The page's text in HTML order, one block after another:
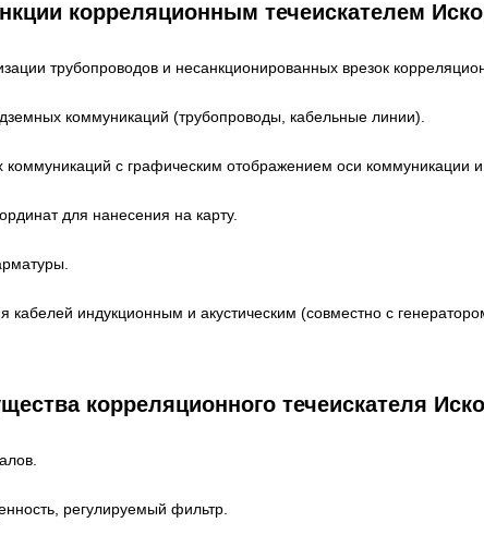
корреляционным течеискателем
трубопроводов и несанкционированных врезок
коммуникаций (трубопроводы, кабельные линии).
коммуникаций с графическим отображением оси коммуникации
для нанесения на карту.
кабелей индукционным и акустическим (совместно с
корреляционного течеискателя
регулируемый фильтр.